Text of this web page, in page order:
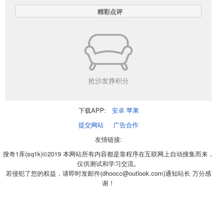
精彩点评
抢沙发挣积分
下载APP: 安卓 苹果
提交网站
广告合作
友情链接:
搜奇1库(sq1k)©2019 本网站所有内容都是靠程序在互联网上自动搜集而来，
仅供测试和学习交流。
若侵犯了您的权益，请即时发邮件(dhoocc@outlook.com)通知站长 万分感
谢！